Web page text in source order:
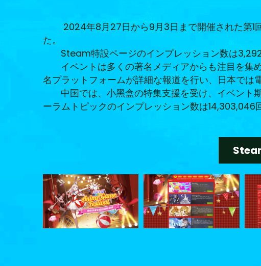
2024年8月27日から9月3日まで開催された第1
た。
Steam特設ページのインプレッション数は
イベントは多くの著名メディアからも注目を
名プラットフォームが詳細な報道を行い、日本では
中国では、小黑盒の特集支援を受け、イベン
ーラムトピックのインプレッション数は14,303,046